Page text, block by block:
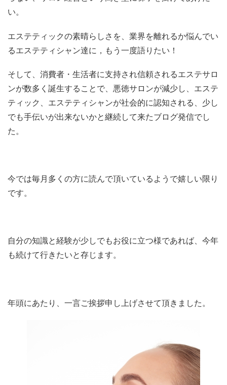
い。
エステティックの素晴らしさを、業界を離れるか悩んでい
るエステティシャン達に，もう一度語りたい！
そして、消費者・生活者に支持され信頼されるエステサロ
ンが数多く誕生することで、悪徳サロンが減少し、エステ
ティック、エステティシャンが社会的に認知される、少し
でも手伝いが出来ないかと継続して来たブログ発信でし
た。
今では毎月多くの方に読んで頂いているようで嬉しい限り
です。
自分の知識と経験が少しでもお役に立つ様であれば、今年
も続けて行きたいと存じます。
年頭にあたり、一言ご挨拶申し上げさせて頂きました。